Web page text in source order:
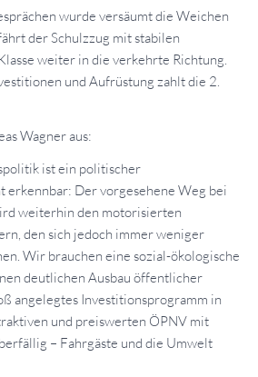
wurde versäumt die Weichen
der Schulzzug mit stabilen
weiter in die verkehrte Richtung.
und Aufrüstung zahlt die 2.
Wagner aus:
ist ein politischer
erkennbar: Der vorgesehene Weg bei
weiterhin den motorisierten
den sich jedoch immer weniger
Wir brauchen eine sozial-ökologische
deutlichen Ausbau öffentlicher
angelegtes Investitionsprogramm in
und preiswerten ÖPNV mit
– Fahrgäste und die Umwelt